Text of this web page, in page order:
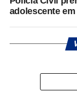
adolescente